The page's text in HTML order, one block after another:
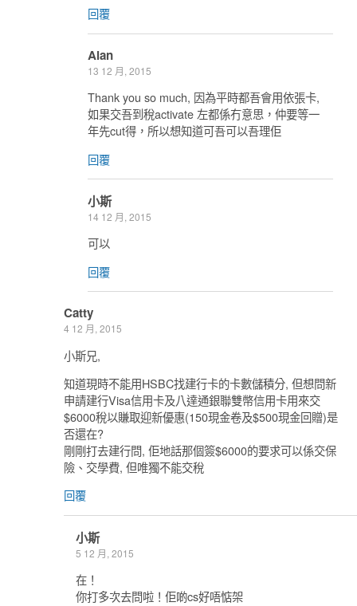
回覆
Alan
13 12 月, 2015
Thank you so much, 因為平時都吾會用依張卡,
如果交吾到稅activate 左都係冇意思，仲要等一
年先cut得，所以想知道可吾可以吾理佢
回覆
小斯
14 12 月, 2015
可以
回覆
Catty
4 12 月, 2015
小斯兄,
知道現時不能用HSBC找建行卡的卡數儲積分, 但想問新
申請建行Visa信用卡及八達通銀聯雙幣信用卡用來交
$6000稅以賺取迎新優惠(150現金卷及$500現金回贈)是
否還在?
剛剛打去建行問, 佢地話那個簽$6000的要求可以係交保
險、交學費, 但唯獨不能交稅
回覆
小斯
5 12 月, 2015
在！
你打多次去問啦！佢啲cs好唔惦架